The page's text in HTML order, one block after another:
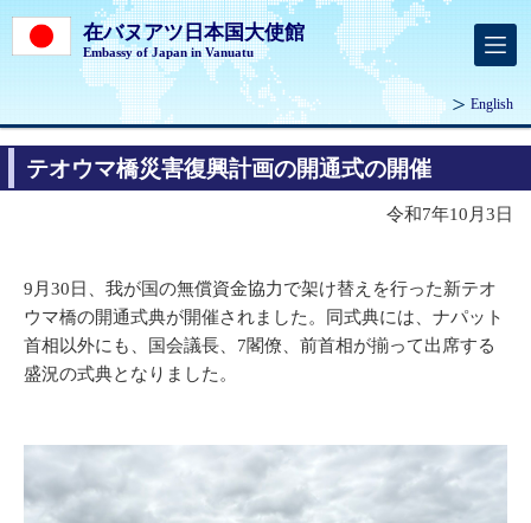
在バヌアツ日本国大使館
Embassy of Japan in Vanuatu
English
テオウマ橋災害復興計画の開通式の開催
令和7年10月3日
9月30日、我が国の無償資金協力で架け替えを行った新テオ
ウマ橋の開通式典が開催されました。同式典には、ナパット
首相以外にも、国会議長、7閣僚、前首相が揃って出席する
盛況の式典となりました。